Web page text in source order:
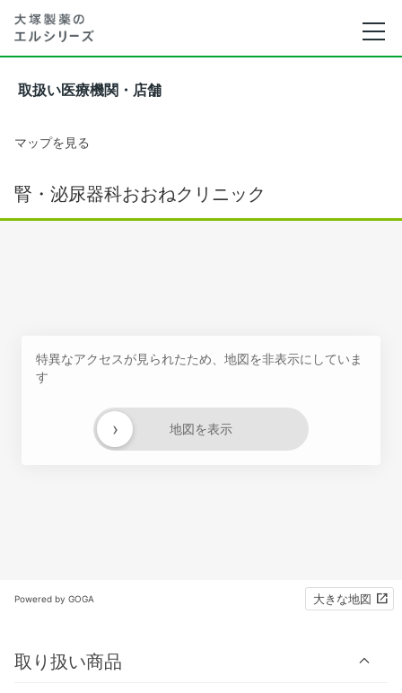
取扱い医療機関・店舗
マップを見る
腎・泌尿器科おおねクリニック
特異なアクセスが見られたため、地図を非表示にしていま
す
地図を表示
›
Powered by GOGA 大きな地図
取り扱い商品